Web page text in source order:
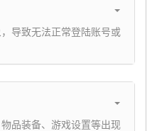
导致无法正常登陆账号或
品装备、游戏设置等出现